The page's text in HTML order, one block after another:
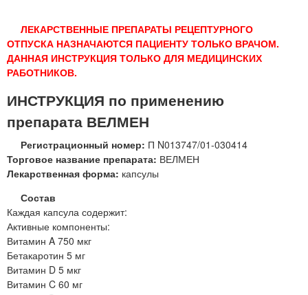
ЛЕКАРСТВЕННЫЕ ПРЕПАРАТЫ РЕЦЕПТУРНОГО
ОТПУСКА НАЗНАЧАЮТСЯ ПАЦИЕНТУ ТОЛЬКО ВРАЧОМ.
ДАННАЯ ИНСТРУКЦИЯ ТОЛЬКО ДЛЯ МЕДИЦИНСКИХ
РАБОТНИКОВ.
ИНСТРУКЦИЯ по применению
препарата ВЕЛМЕН
Регистрационный номер: П N013747/01-030414
Торговое название препарата: ВЕЛМЕН
Лекарственная форма: капсулы
Состав
Каждая капсула содержит:
Активные компоненты:
Витамин A 750 мкг
Бетакаротин 5 мг
Витамин D 5 мкг
Витамин C 60 мг